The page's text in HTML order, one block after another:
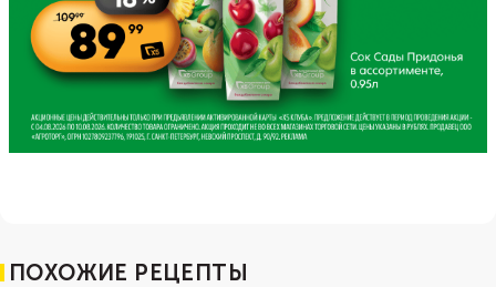
ПОХОЖИЕ РЕЦЕПТЫ